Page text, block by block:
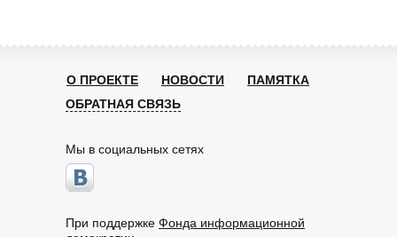
О ПРОЕКТЕ НОВОСТИ
ПАМЯТКА
ОБРАТНАЯ СВЯЗЬ
Мы в социальных сетях
При поддержке Фонда информационной